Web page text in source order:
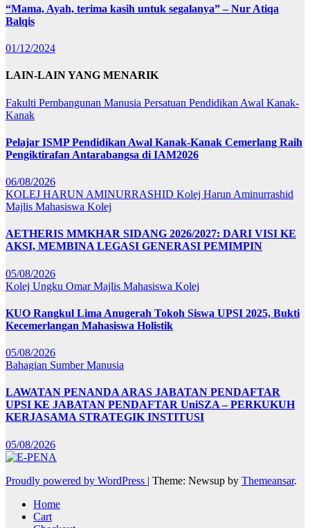
“Mama, Ayah, terima kasih untuk segalanya” – Nur Atiqa
Balqis
01/12/2024
LAIN-LAIN YANG MENARIK
Fakulti Pembangunan Manusia Persatuan Pendidikan Awal Kanak-
Kanak
Pelajar ISMP Pendidikan Awal Kanak-Kanak Cemerlang Raih
Pengiktirafan Antarabangsa di IAM2026
06/08/2026
KOLEJ HARUN AMINURRASHID Kolej Harun Aminurrashid
Majlis Mahasiswa Kolej
AETHERIS MMKHAR SIDANG 2026/2027: DARI VISI KE
AKSI, MEMBINA LEGASI GENERASI PEMIMPIN
05/08/2026
Kolej Ungku OmarMajlis Mahasiswa Kolej
KUO Rangkul Lima Anugerah Tokoh Siswa UPSI 2025, Bukti
Kecemerlangan Mahasiswa Holistik
05/08/2026
Bahagian Sumber Manusia
LAWATAN PENANDA ARAS JABATAN PENDAFTAR
UPSI KE JABATAN PENDAFTAR UniSZA – PERKUKUH
KERJASAMA STRATEGIK INSTITUSI
05/08/2026
Proudly powered by WordPress | Theme: Newsup by Themeansar.
Home
Cart